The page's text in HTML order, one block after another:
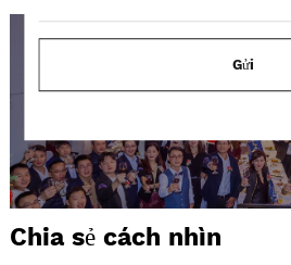
Chia sẻ cách nhìn
Gửi